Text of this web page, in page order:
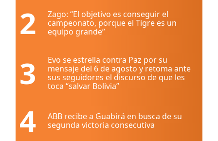
2
Zago: “El objetivo es conseguir el
campeonato, porque el Tigre es un
equipo grande”
3
Evo se estrella contra Paz por su
mensaje del 6 de agosto y retoma ante
sus seguidores el discurso de que les
toca “salvar Bolivia”
4
ABB recibe a Guabirá en busca de su
segunda victoria consecutiva